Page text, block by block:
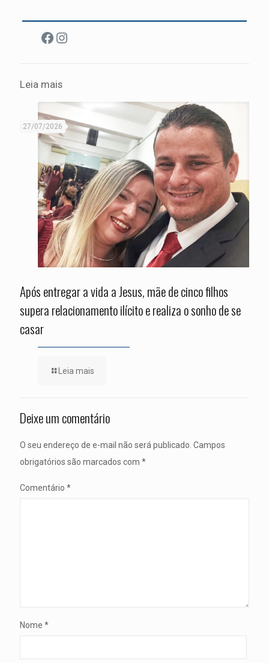
Facebook
Instagram
Leia mais
27/07/2026
Após entregar a vida a Jesus, mãe de cinco filhos
supera relacionamento ilícito e realiza o sonho de se
casar
Leia mais
Deixe um comentário
O seu endereço de e-mail não será publicado. Campos
obrigatórios são marcados com *
Comentário *
Nome *